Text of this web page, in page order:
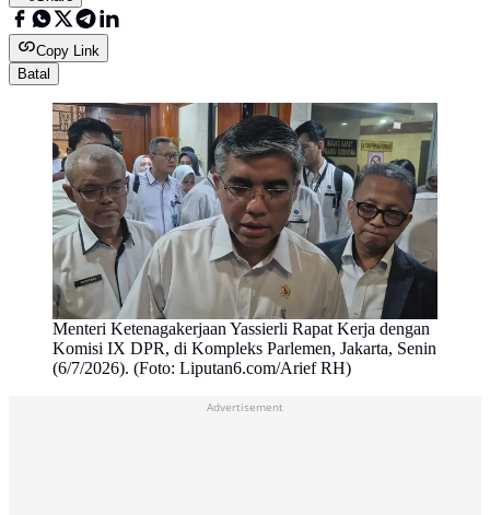
Copy Link
Batal
Menteri Ketenagakerjaan Yassierli Rapat Kerja dengan
Komisi IX DPR, di Kompleks Parlemen, Jakarta, Senin
(6/7/2026). (Foto: Liputan6.com/Arief RH)
Advertisement